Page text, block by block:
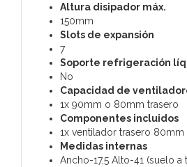
Altura disipador máx.
150mm
Slots de expansión
7
Soporte refrigeración
No
Capacidad de
1x 90mm o 80mm trasero
Componentes incluidos
1x ventilador trasero 80mm
Medidas internas
Ancho-17,5 Alto-41 (suelo